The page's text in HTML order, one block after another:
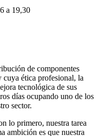
a 19,30
de componentes
cuya ética profesional, la
tecnológica de sus
días ocupando uno de los
sector.
lo primero, nuestra tarea
ambición es que nuestra